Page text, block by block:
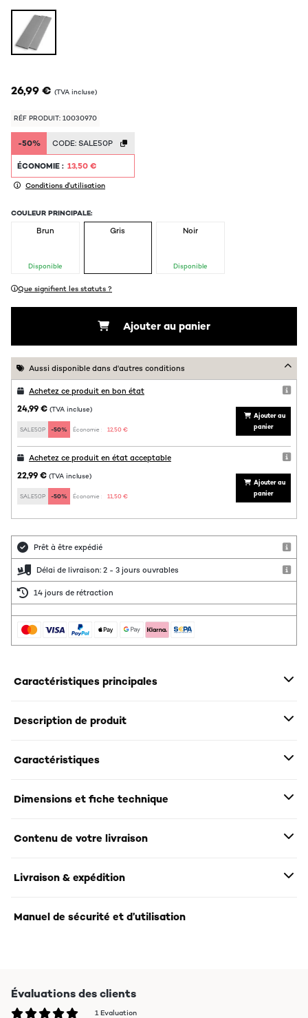
26,99 € (TVA incluse)
RÉF PRODUIT: 10030970
-50% CODE: SALE50P
ÉCONOMIE : 13,50 €
Conditions d'utilisation
COULEUR PRINCIPALE:
Brun
Disponible
Gris Noir
Disponible
Que signifient les statuts ?
Ajouter au panier
Aussi disponible dans d'autres conditions
Achetez ce produit en bon état
24,99 € (TVA incluse)
SALE50P -50% Économie : 12,50 €
Ajouter au
panier
Achetez ce produit en état acceptable
22,99 € (TVA incluse)
SALE50P -50% Économie : 11,50 €
Ajouter au
panier
Prêt à être expédié
Délai de livraison: 2 - 3 jours ouvrables
14 jours de rétraction
Caractéristiques principales
Description de produit
Caractéristiques
Dimensions et fiche technique
Contenu de votre livraison
Livraison & expédition
Manuel de sécurité et d’utilisation
Évaluations des clients
1 Evaluation